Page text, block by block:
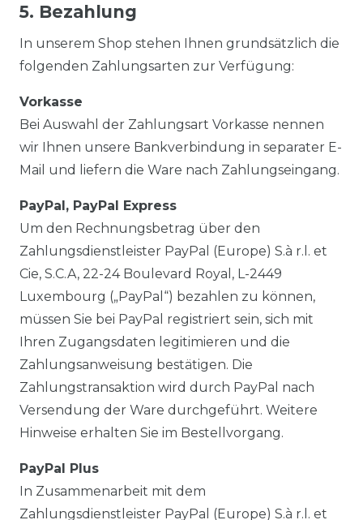
5. Bezahlung
In unserem Shop stehen Ihnen grundsätzlich die
folgenden Zahlungsarten zur Verfügung:
Vorkasse
Bei Auswahl der Zahlungsart Vorkasse nennen
wir Ihnen unsere Bankverbindung in separater E-
Mail und liefern die Ware nach Zahlungseingang.
PayPal, PayPal Express
Um den Rechnungsbetrag über den
Zahlungsdienstleister PayPal (Europe) S.à r.l. et
Cie, S.C.A, 22-24 Boulevard Royal, L-2449
Luxembourg („PayPal“) bezahlen zu können,
müssen Sie bei PayPal registriert sein, sich mit
Ihren Zugangsdaten legitimieren und die
Zahlungsanweisung bestätigen. Die
Zahlungstransaktion wird durch PayPal nach
Versendung der Ware durchgeführt. Weitere
Hinweise erhalten Sie im Bestellvorgang.
PayPal Plus
In Zusammenarbeit mit dem
Zahlungsdienstleister PayPal (Europe) S.à r.l. et